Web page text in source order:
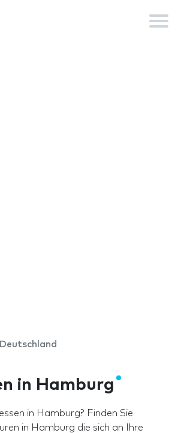
in Hamburg
in Hamburg? Finden Sie
in Hamburg die sich an Ihre